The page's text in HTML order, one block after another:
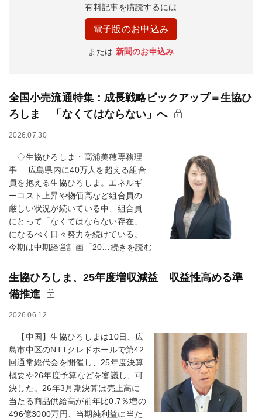
有料記事を購読するには
電子版のお申込み
または 新聞のお申込み
全国小売流通特集：成長戦略ピックアップ＝生協ひ
ろしま 「なくてはならない」へ
2026.07.30
◇生協ひろしま・高浦美穂専務理
事 広島県内に40万人を超える組合
員を抱える生協ひろしま。エネルギ
ーコスト上昇や物価高など組合員の
厳しい状況が続いている中、組合員
にとって「なくてはならない存在」
になるべく日々努力を続けている。
今期は中期経営計画「20…続きを読む
生協ひろしま、25年度増収減益 収益性高める準
備推進
2026.06.12
【中国】生協ひろしまは10日、広
島市中区のNTTクレドホールで第42
回通常総代会を開催し、25年度決算
概要や26年度予算などを審議し、可
決した。26年3月期決算は売上高に
当たる商品供給高が前年比0.7％増の
496億3000万円、当期純利益に当た